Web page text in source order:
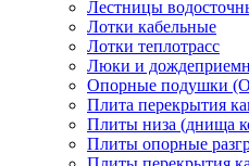
Лестницы
Лотки кабельные
Лотки теплотрасс
Люки и
Опорные подушки
Плита перекрытия
Плиты низа (днища
Плиты опорные